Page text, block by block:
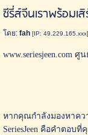
ซีรี่ส์จีนเราพร้อม
โดย:fah [IP: 49.229.165.xxx]
www.seriesjeen.com
หากคุณกำลังมองหาคว
SeriesJeen คือคำตอบ